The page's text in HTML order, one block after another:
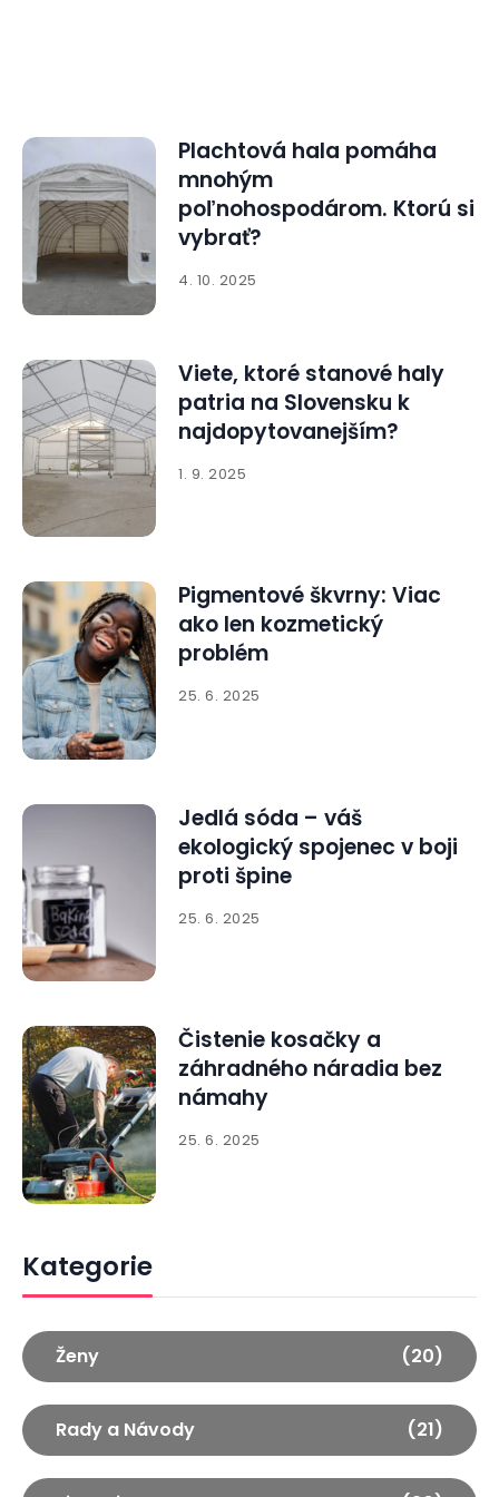
Plachtová hala pomáha
mnohým
poľnohospodárom. Ktorú si
vybrať?
4. 10. 2025
Viete, ktoré stanové haly
patria na Slovensku k
najdopytovanejším?
1. 9. 2025
Pigmentové škvrny: Viac
ako len kozmetický
problém
25. 6. 2025
Jedlá sóda – váš
ekologický spojenec v boji
proti špine
25. 6. 2025
Čistenie kosačky a
záhradného náradia bez
námahy
25. 6. 2025
Kategorie
Ženy (20)
Rady a Návody (21)